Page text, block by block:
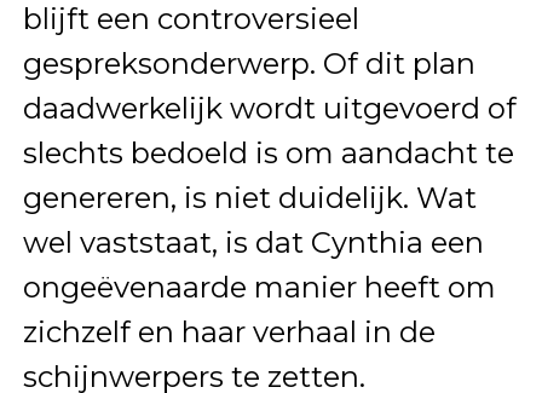
blijft een controversieel
gespreksonderwerp. Of dit plan
daadwerkelijk wordt uitgevoerd of
slechts bedoeld is om aandacht te
genereren, is niet duidelijk. Wat
wel vaststaat, is dat Cynthia een
ongeëvenaarde manier heeft om
zichzelf en haar verhaal in de
schijnwerpers te zetten.